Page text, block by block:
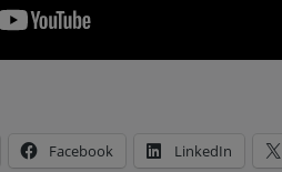
Facebook LinkedIn